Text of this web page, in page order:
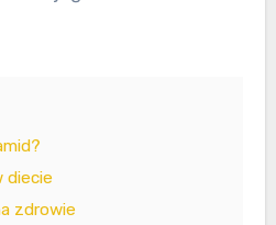
diecie
zdrowie